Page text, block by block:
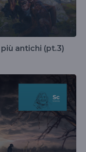
antichi (pt.3)